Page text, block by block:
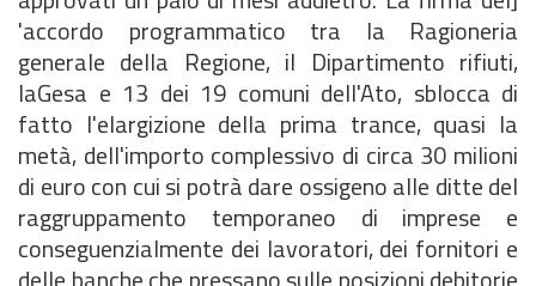
'accordo programmatico tra la Ragioneria
generale della Regione, il Dipartimento rifiuti,
laGesa e 13 dei 19 comuni dell'Ato, sblocca di
fatto l'elargizione della prima trance, quasi la
metà, dell'importo complessivo di circa 30 milioni
di euro con cui si potrà dare ossigeno alle ditte del
raggruppamento temporaneo di imprese e
conseguenzialmente dei lavoratori, dei fornitori e